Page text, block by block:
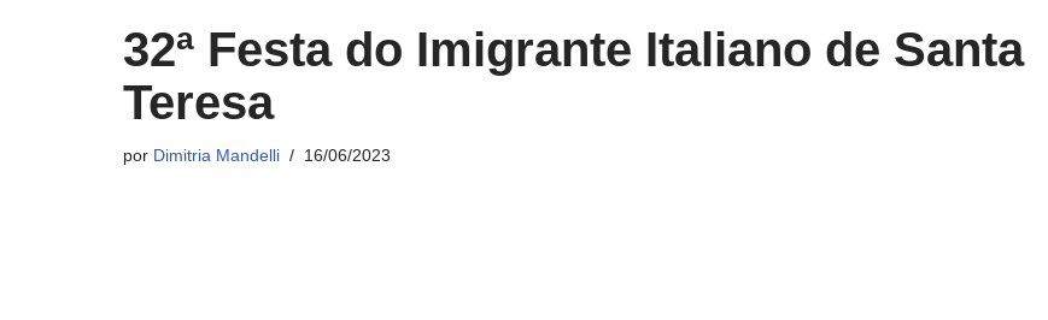
32ª Festa do Imigrante Italiano de Santa
Teresa
por Dimitria Mandelli 16/06/2023